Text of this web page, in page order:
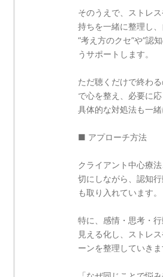
そのうえで、ストレ
持ちを一緒に整理し
“考え方のクセ”や“認
うサポートします。
ただ聴くだけで終わ
で心を整え、必要に
具体的な対処法も一緒
■ アプローチ方法
クライアント中心療
切にしながら、認知
も取り入れています。
特に、感情・思考・
見える化し、ストレ
ーンを整理していきま